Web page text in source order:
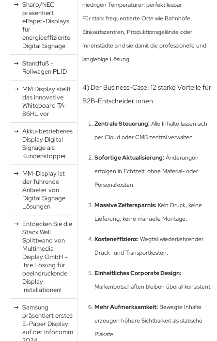
Sharp/NEC
präsentiert
ePaper-Displays
für
energieeffiziente
Digital Signage
Standfuß -
Rollwagen PL1D
MM Display stellt
das innovative
Whiteboard TA-
86HL vor
Akku-betriebenes
Display Digital
Signage als
Kundenstopper
MM-Display ist
der führende
Anbieter von
Digital Signage
Lösungen
Entdecken Sie die
Stack Wall
Splittwand von
Multimedia
Display GmbH –
Ihre Lösung für
beeindruckende
Display-
Installationen!
Samsung
präsentiert erstes
E-Paper Display
auf der Infocomm
niedrigen Temperaturen perfekt lesbar.
Für stark frequentierte Orte wie Bahnhöfe,
Einkaufszentren, Produktionsgelände oder
Innenstädte sind sie damit die professionelle und
langlebige Lösung.
4) Der Business-Case: 12 starke Vorteile für
B2B-Entscheider:innen
Zentrale Steuerung:Alle Inhalte lassen sich
per Cloud oder CMS zentral verwalten.
Sofortige Aktualisierung:Änderungen
erfolgen in Echtzeit, ohne Material- oder
Personalkosten.
Massive Zeitersparnis: Kein Druck, keine
Lieferung, keine manuelle Montage.
Kosteneffizienz:Wegfall wiederkehrender
Druck- und Transportkosten.
Einheitliches Corporate Design:
Markenbotschaften bleiben überall konsistent.
Mehr Aufmerksamkeit: Bewegte Inhalte
erzeugen höhere Sichtbarkeit als statische
Plakate.